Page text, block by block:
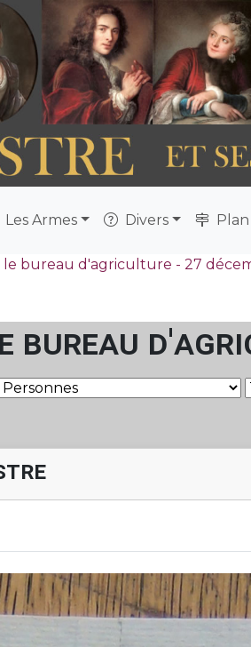
Les Armes Divers
bureau d'agriculture - 27
bureau